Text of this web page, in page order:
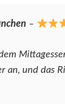
–
an, und das